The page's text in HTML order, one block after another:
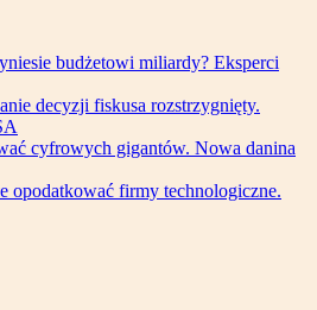
budżetowi miliardy? Eksperci
decyzji fiskusa rozstrzygnięty.
cyfrowych gigantów. Nowa danina
opodatkować firmy technologiczne.